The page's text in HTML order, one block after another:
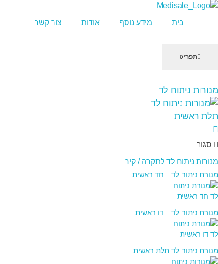
לֵב:
בְּאֲתָר
זֶה
מֻפְעֶלֶת
"נָגִישׁ
בִּקְלִיק"
הַמְּסַיַּעַת
לִנְגִישׁוּת
הָאֲתָר.
בית מידע נוסף אודות צור קשר
תפריט
מנורות ניתוח לד
סגור
מנורות ניתוח לד לתקרה / קיר
מנורת ניתוח לד – חד ראשית
מנורת ניתוח לד – דו ראשית
מנורת ניתוח לד תלת ראשית